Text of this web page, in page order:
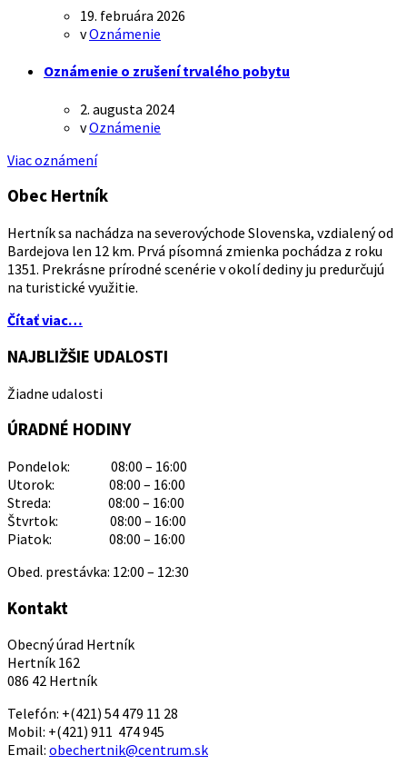
19. februára 2026
vOznámenie
Oznámenie o zrušení trvalého pobytu
2. augusta 2024
vOznámenie
Viac oznámení
Obec Hertník
Hertník sa nachádza na severovýchode Slovenska, vzdialený od
Bardejova len 12 km. Prvá písomná zmienka pochádza z roku
1351. Prekrásne prírodné scenérie v okolí dediny ju predurčujú
na turistické využitie.
Čítať viac…
NAJBLIŽŠIE UDALOSTI
Žiadne udalosti
ÚRADNÉ HODINY
Pondelok: 08:00 – 16:00
Utorok: 08:00 – 16:00
Streda: 08:00 – 16:00
Štvrtok: 08:00 – 16:00
Piatok: 08:00 – 16:00
Obed. prestávka: 12:00 – 12:30
Kontakt
Obecný úrad Hertník
Hertník 162
086 42 Hertník
Telefón: +(421) 54 479 11 28
Mobil: +(421) 911 474 945
Email: obechertnik@centrum.sk